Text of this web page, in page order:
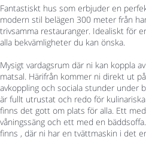
Fantastiskt hus som erbjuder en
modern stil belägen 300 meter från
trivsamma restauranger. Idealiskt för
alla bekvämligheter du kan önska.
Mysigt vardagsrum där ni kan koppla
matsal. Härifrån kommer ni direkt ut
avkoppling och sociala stunder under
är fullt utrustat och redo för
finns det gott om plats för alla. Ett
våningssäng och ett med en
finns , där ni har en tvättmaskin i det